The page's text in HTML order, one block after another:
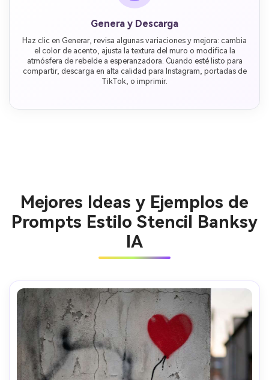
Genera y Descarga
Haz clic en Generar, revisa algunas variaciones y mejora: cambia
el color de acento, ajusta la textura del muro o modifica la
atmósfera de rebelde a esperanzadora. Cuando esté listo para
compartir, descarga en alta calidad para Instagram, portadas de
TikTok, o imprimir.
Mejores Ideas y Ejemplos de
Prompts Estilo Stencil Banksy
IA